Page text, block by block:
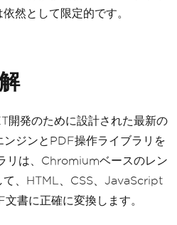
然として限定的です。
開発のために設計された最新の
ジンとPDF操作ライブラリを
リは、Chromiumベースのレン
て、HTML、CSS、JavaScript
書に正確に変換します。